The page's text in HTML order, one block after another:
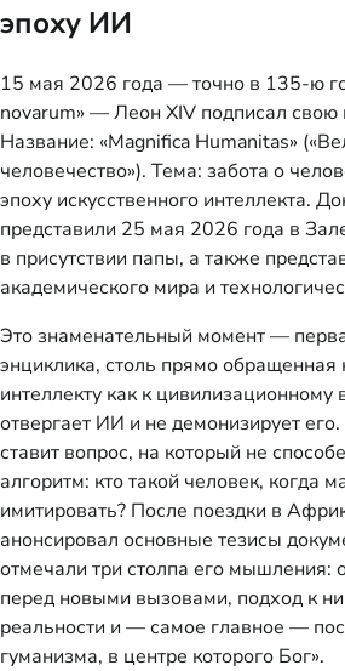
эпоху ИИ
15 мая 2026 года — точно в 135-ю
novarum» — Леон XIV подписал свою
Название: «Magnifica Humanitas»
человечество»). Тема: забота о
эпоху искусственного интеллекта.
представили 25 мая 2026 года в
в присутствии папы, а также
академического мира и
Это знаменательный момент —
энциклика, столь прямо обращенная
интеллекту как к
отвергает ИИ и не демонизирует
ставит вопрос, на который не
алгоритм: кто такой человек, когда
имитировать? После поездки в
анонсировал основные тезисы
отмечали три столпа его мышления:
перед новыми вызовами, подход к
реальности и — самое главное —
гуманизма, в центре которого Бог».